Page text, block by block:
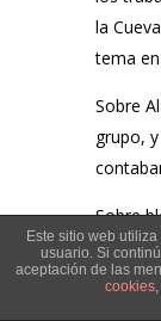
la
tema
Sobre
grupo,
Sobre
escrito
Saludos
Este sitio web
usuario. Si
aceptación de las
cookies,